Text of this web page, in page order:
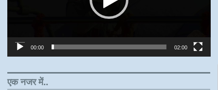
00:00 02:00
एक नजर में..